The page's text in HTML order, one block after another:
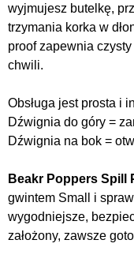
wyjmujesz butelkę,
trzymania korka w
proof zapewnia
chwili.
Obsługa jest prosta i
Dźwignia do góry =
Dźwignia na bok =
Beakr Poppers Spill
gwintem Small i
wygodniejsze,
założony, zawsze